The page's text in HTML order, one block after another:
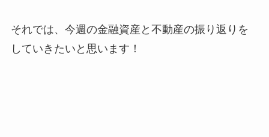
それでは、今週の金融資産と不動産の振り返りを
していきたいと思います！